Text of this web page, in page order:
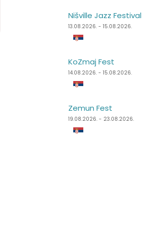
Nišville Jazz Festival
13.08.2026. - 15.08.2026.
KoZmaj Fest
14.08.2026. - 15.08.2026.
Zemun Fest
19.08.2026. - 23.08.2026.
Summer Well
07.08.2026. - 09.08.2026.
Punk Rock Holiday
11.08.2026. - 14.08.2026.
Špancirfest
21.08.2026. - 30.08.2026.